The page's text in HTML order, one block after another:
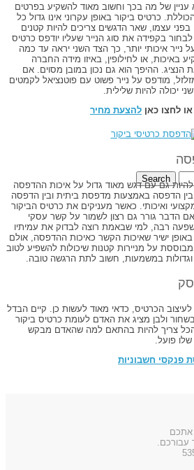
עניין של מה בכך וחשוב מאוד להשקיע בפרטים
כרטיס ביקור באופן עקרוני אינו גדול כל
עצמו, שאר הדגשים צריכים להיות קטנים
בקפידה את סוג הנייר שעליו יודפס כרטיס
נייר איכותי יותר, כך הצד השני יראה עד כמה
או לחילופין, באיזו מידה החברה
ההיפך הוא גם נכון במובן מסוים. אם
מודפס על נייר פשוט עם פוטנציאל לקמטים
יכולה להיות שלילית.
להצעת מחיר
גם עם דגש מאוד גדול על איכות ההדפסה
הדפסה באמצעות מדפסת ביתית ובין הדפסה
ואיכותי. כאשר מעניקים את כרטיס הביקור
הדבר גורר גם רצון לשמור על קשר עסקי
רבה, למי שבאמת רוצה לבדוק את עמיתיו
ישיר שאיכות הקשר כאיכות ההדפסה, אולם
על מניירות קטנות שיכולות להשפיע לטוב
וגדולות במשמעות, חשוב לתת הרגשה טובה.
לעיצוב הכרטיס, כדאי מאוד לעשות כן. קיים הבדל
ולבן מציג את האדם לעומת כרטיס ביקור
צריך להיות בהתאם למה שהאדם מבקש
פועל.
פנקסי חשבוניות
אתכם
עבורכם.